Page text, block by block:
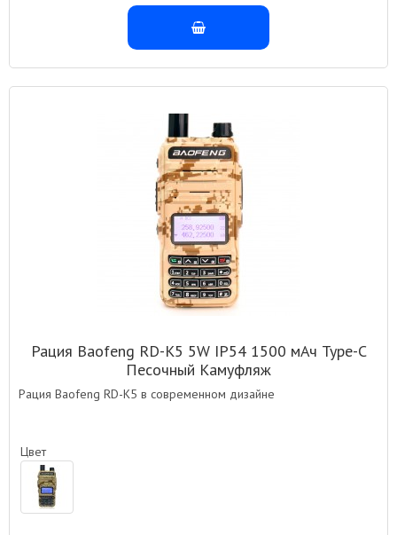
Рация Baofeng RD-K5 5W IP54 1500 мАч Type-C
Песочный Камуфляж
Рация Baofeng RD-K5 в современном дизайне
Цвет